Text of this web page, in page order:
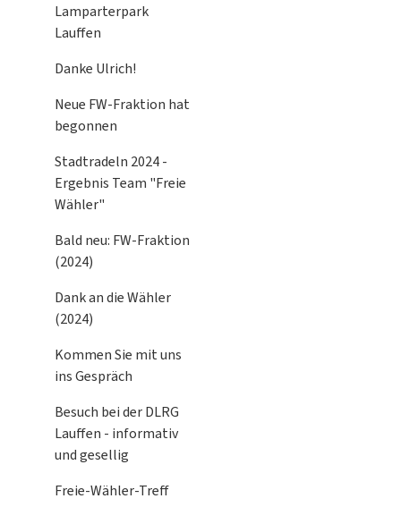
Lamparterpark
Lauffen
Danke Ulrich!
Neue FW-Fraktion hat
begonnen
Stadtradeln 2024 -
Ergebnis Team "Freie
Wähler"
Bald neu: FW-Fraktion
(2024)
Dank an die Wähler
(2024)
Kommen Sie mit uns
ins Gespräch
Besuch bei der DLRG
Lauffen - informativ
und gesellig
Freie-Wähler-Treff